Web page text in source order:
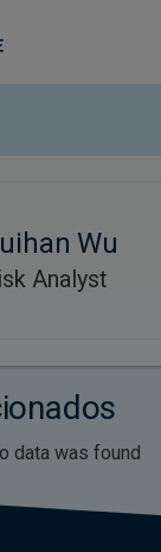
Wu
Analyst
data was found